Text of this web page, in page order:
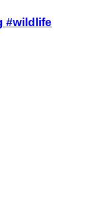
#wildlife